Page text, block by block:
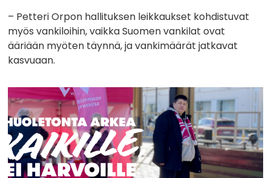
– Petteri Orpon hallituksen leikkaukset kohdistuvat
myös vankiloihin, vaikka Suomen vankilat ovat
ääriään myöten täynnä, ja vankimäärät jatkavat
kasvuaan.